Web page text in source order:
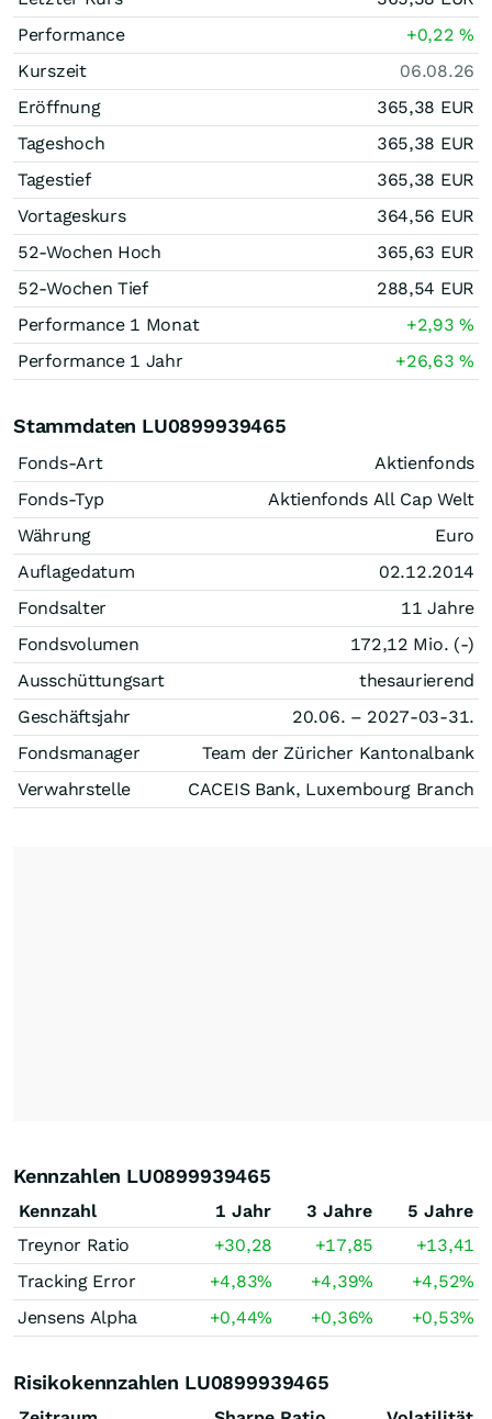
Performance
+0,22%
Kurszeit
06.08.26
Eröffnung
365,38 EUR
Tageshoch
365,38 EUR
Tagestief
365,38 EUR
Vortageskurs
364,56 EUR
52-Wochen Hoch
365,63 EUR
52-Wochen Tief
288,54 EUR
Performance 1 Monat
+2,93%
Performance 1 Jahr
+26,63%
Stammdaten LU0899939465
Fonds-Art
Aktienfonds
Fonds-Typ
Aktienfonds All Cap Welt
Währung
Euro
Auflagedatum
02.12.2014
Fondsalter
11 Jahre
Fondsvolumen
172,12 Mio. (-)
Ausschüttungsart
thesaurierend
Geschäftsjahr
20.06. – 2027-03-31.
Fondsmanager
Team der Züricher Kantonalbank
Verwahrstelle
CACEIS Bank, Luxembourg Branch
Kennzahlen LU0899939465
Kennzahl 1 Jahr 3 Jahre
5 Jahre
Treynor Ratio
+30,28 +17,85
+13,41
Tracking Error
+4,83% +4,39% +4,52%
Jensens Alpha
+0,44% +0,36% +0,53%
Risikokennzahlen LU0899939465